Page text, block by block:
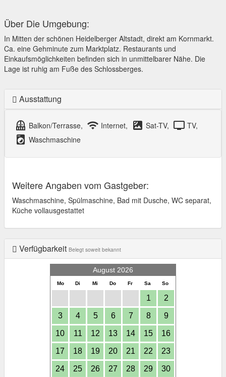
Über Die Umgebung:
In Mitten der schönen Heidelberger Altstadt, direkt am Kornmarkt.
Ca. eine Gehminute zum Marktplatz. Restaurants und
Einkaufsmöglichkeiten befinden sich in unmittelbarer Nähe. Die
Lage ist ruhig am Fuße des Schlossberges.
Ausstattung
balcony Balkon/Terrasse, wifi Internet, satellite Sat-TV, tv TV,
local_laundry_service Waschmaschine
Weitere Angaben vom Gastgeber:
Waschmaschine, Spülmaschine, Bad mit Dusche, WC separat,
Küche vollausgestattet
Verfügbarkeit Belegt soweit bekannt
August 2026
Mo Di Mi Do Fr Sa So
1 2
3 4 5 6 7 8 9
10 11 12 13 14 15 16
17 18 19 20 21 22 23
24 25 26 27 28 29 30